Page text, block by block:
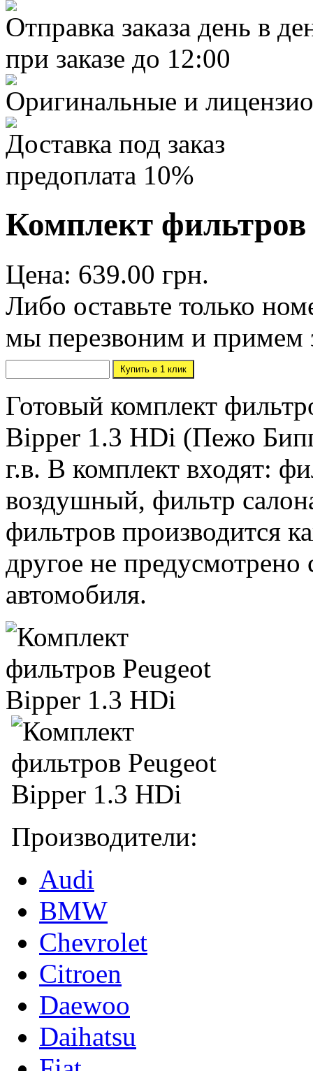
Отправка заказа день в
при заказе до 12:00
Оригинальные и
Доставка под заказ
предоплата 10%
Комплект
Цена: 639.00 грн.
Либо оставьте только
мы перезвоним и примем
Готовый комплект
Bipper 1.3 HDi (Пежо
г.в. В комплект входят:
воздушный, фильтр
фильтров производится
другое не
автомобиля.
Производители:
Audi
BMW
Chevrolet
Citroen
Daewoo
Daihatsu